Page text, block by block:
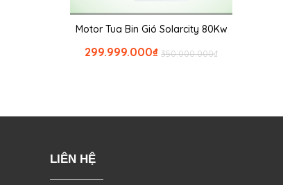
Motor Tua Bin Gió Solarcity 80Kw
₫
350.000.000
₫
299.999.000
LIÊN HỆ